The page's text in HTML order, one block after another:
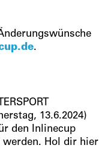
.
13.6.2024)
den Inlinecup
werden. Hol dir hier